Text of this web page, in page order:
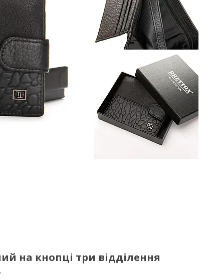
на кнопці три відділення